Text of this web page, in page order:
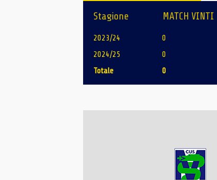
Stagione MATCH VINTI
2023/24 0
2024/25
0
Totale
0